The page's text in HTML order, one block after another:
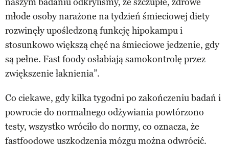
młode osoby narażone na tydzień śmieciowej diety
rozwinęły upośledzoną funkcję hipokampu i
stosunkowo większą chęć na śmieciowe jedzenie, gdy
są pełne. Fast foody osłabiają samokontrolę przez
zwiększenie łaknienia”.
Co ciekawe, gdy kilka tygodni po zakończeniu badań i
powrocie do normalnego odżywiania powtórzono
testy, wszystko wróciło do normy, co oznacza, że
fastfoodowe uszkodzenia mózgu można odwrócić.